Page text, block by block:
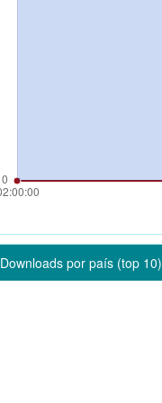
Downloads por país (top 10)